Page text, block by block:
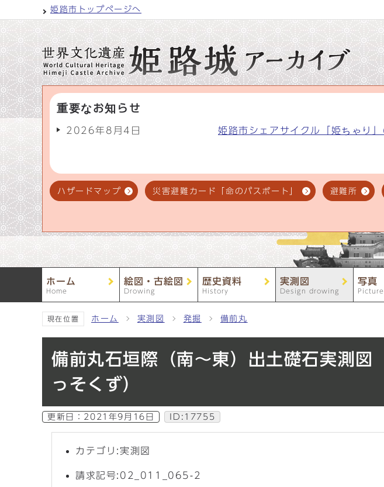
姫路市トップページへ
重要なお知らせ
2026年8月4日 姫路市シェアサイクル「姫ちゃり
ハザードマップ 災害避難カード「命のパスポート」 避難所
ホーム
Home
絵図・古絵図
Drowing
歴史資料
History
実測図
Design drowing
写真
Picture
現在位置 ホーム 実測図 発掘 備前丸
備前丸石垣際（南〜東）出土礎石実測
っそくず）
更新日： 2021年9月16日 ID:17755
カテゴリ:実測図
請求記号:02_011_065-2